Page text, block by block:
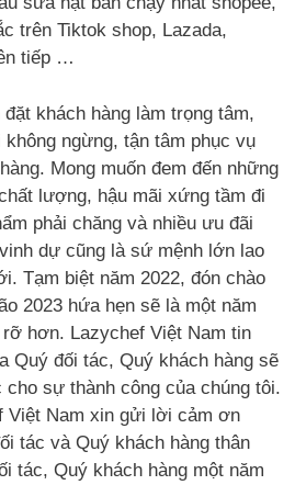
trên Tiktok shop, Lazada,
tiếp …
khách hàng làm trọng tâm,
ngừng, tận tâm phục vụ
Mong muốn đem đến những
lượng, hậu mãi xứng tầm đi
phải chăng và nhiều ưu đãi
dự cũng là sứ mệnh lớn lao
Tạm biệt năm 2022, đón chào
2023 hứa hẹn sẽ là một năm
hơn. Lazychef Việt Nam tin
Quý đối tác, Quý khách hàng sẽ
sự thành công của chúng tôi.
Việt Nam xin gửi lời cảm ơn
tác và Quý khách hàng thân
tác, Quý khách hàng một năm